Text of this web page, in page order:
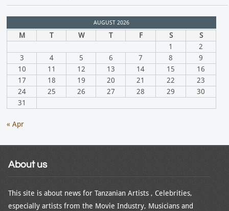
AUGUST 2026
M T W T F S
S
1
2
3
4 5 6 7 8
9
10
11 12 13 14 15
16
17
18 19 20 21 22
23
24
25 26 27 28 29
30
31
« Apr
About us
This site is about news for Tanzanian Artists , Celebrities,
especially artists from the Movie Industry, Musicians and